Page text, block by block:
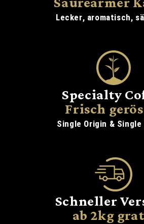
Lecker, aromatisch,
Specialty
Frisch
Single Origin &
Schneller
ab 2kg